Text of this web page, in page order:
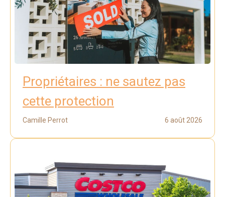
Propriétaires : ne sautez pas
cette protection
Camille Perrot 6 août 2026